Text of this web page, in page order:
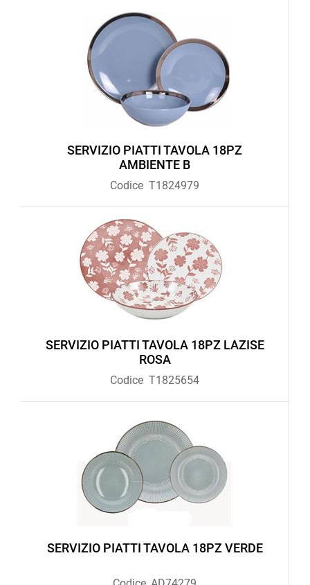
SERVIZIO PIATTI TAVOLA 18PZ
AMBIENTE B
Codice T1824979
SERVIZIO PIATTI TAVOLA 18PZ LAZISE
ROSA
Codice T1825654
SERVIZIO PIATTI TAVOLA 18PZ VERDE